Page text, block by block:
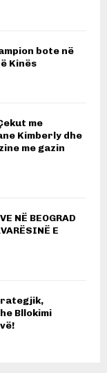
bote në
Kinës
me
Kimberly dhe
me gazin
NË BEOGRAD
E
Bllokimi